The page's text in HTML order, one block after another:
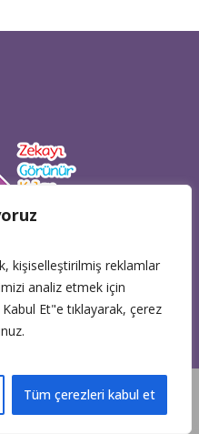
kişiselleştirilmiş reklamlar
analiz etmek için
Et"e tıklayarak, çerez
Tüm çerezleri kabul et
08:00 - 17:30
(0212) 574 41 61 fax